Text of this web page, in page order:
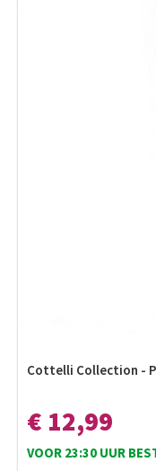
Cottelli Collection -
€ 12,99
VOOR 23:30 UUR